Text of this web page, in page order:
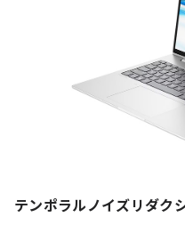
テンポラルノイズリダク